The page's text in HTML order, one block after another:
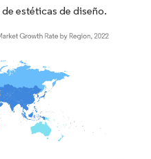
estéticas de diseño.